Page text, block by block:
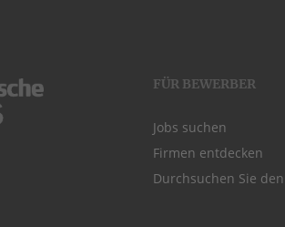
FÜR BEWERBER
Jobs suchen
Firmen entdecken
Durchsuchen Sie